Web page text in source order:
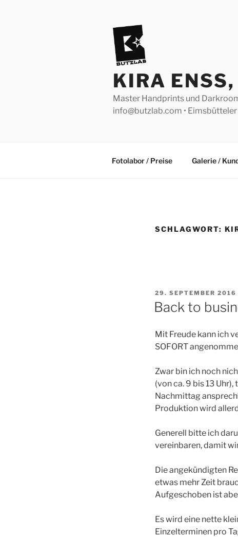
KIRA
Master Handprints und
info@butzlab.com •
Fotolabor / Preise Galerie /
SCHLAGWORT:
VERÖFFENTLICHT
AM
29. SEPTEMBER 2016
Back to
Mit Freude kann ich
SOFORT
Zwar bin ich noch
(von ca. 9 bis 13
Nachmittag
Produktion wird
Generell bitte ich
vereinbaren, damit
Die angekündigten
etwas mehr Zeit
Aufgeschoben ist
Es wird eine nette
Einzelterminen pro